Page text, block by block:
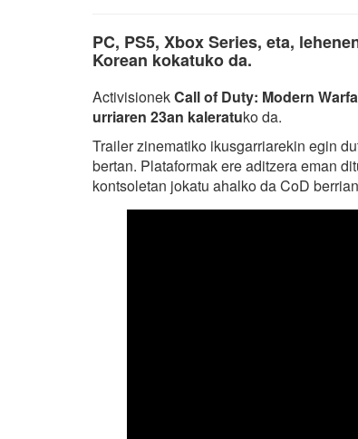
PC, PS5, Xbox Series, eta,
Korean kokatuko da.
ActivisionekCall of Duty: Modern
urriaren 23an kaleratuko da.
Trailer zinematiko ikusgarriarekin egin
bertan. Plataformak ere aditzera eman
kontsoletan jokatu ahalko da CoD